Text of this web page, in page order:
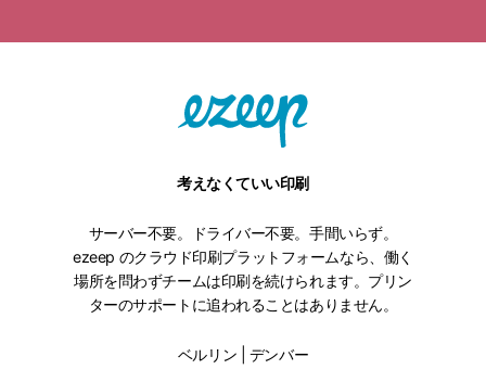
考えなくていい印刷
サーバー不要。ドライバー不要。手間いらず。
ezeep のクラウド印刷プラットフォームなら、働く
場所を問わずチームは印刷を続けられます。プリン
ターのサポートに追われることはありません。
ベルリン | デンバー